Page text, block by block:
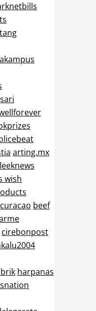
arting.mx
wish
beef
cirebonpost
harpanas